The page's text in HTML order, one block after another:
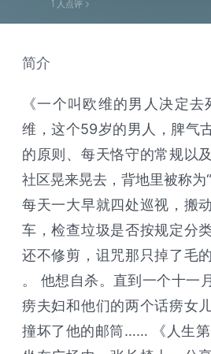
人点评
简介
《一个叫欧维的男人决定
维，这个59岁的男人，脾气
的原则、每天恪守的常规以
社区晃来晃去，背地里被称为
每天一大早就四处巡视，搬
车，检查垃圾是否按规定分
还不修剪，诅咒那只掉了毛
。 他想自杀。直到一个十一
痨夫妇和他们的两个话痨女
撞坏了他的邮筒…… 《人生